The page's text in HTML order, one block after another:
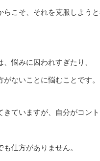
らこそ、それを克服しよう
、悩みに囚われすぎたり、
がないことに悩むことです。
きていますが、自分がコン
も仕方がありません。